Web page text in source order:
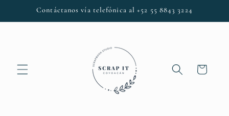
directamente
al contenido
Contáctanos vía telefónica al +52 55 8843 3224
Carrito